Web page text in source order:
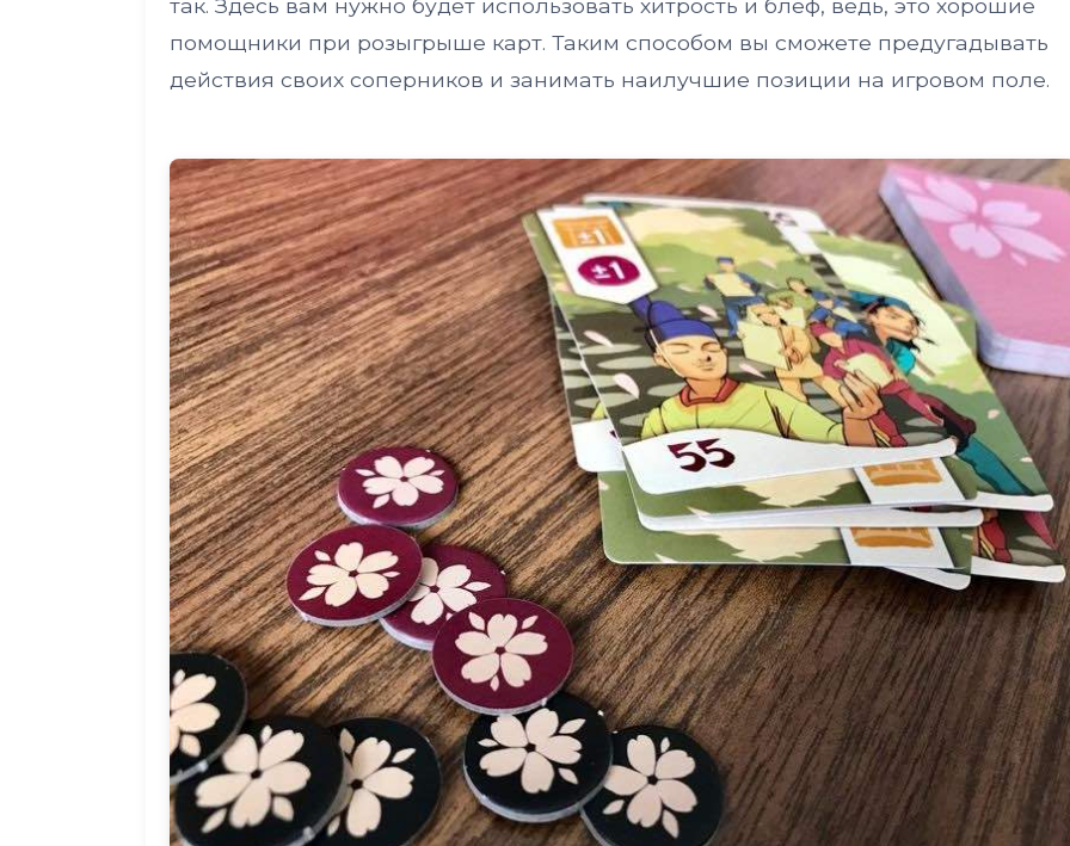
так. Здесь вам нужно будет использовать хитрость и блеф, ведь, это хорошие
помощники при розыгрыше карт. Таким способом вы сможете предугадывать
действия своих соперников и занимать наилучшие позиции на игровом поле.